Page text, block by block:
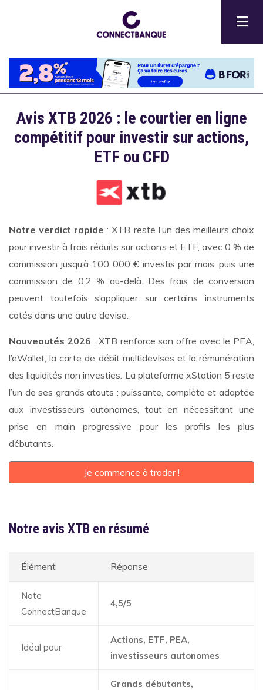
principal
Description
Avis XTB 2026 : le courtier en ligne
compétitif pour investir sur actions,
ETF ou CFD
Notre verdict rapide : XTB reste l’un des meilleurs choix
pour investir à frais réduits sur actions et ETF, avec 0 % de
commission jusqu’à 100 000 € investis par mois, puis une
commission de 0,2 % au-delà. Des frais de conversion
peuvent toutefois s’appliquer sur certains instruments
cotés dans une autre devise.
Nouveautés 2026 : XTB renforce son offre avec le PEA,
l’eWallet, la carte de débit multidevises et la rémunération
des liquidités non investies. La plateforme xStation 5 reste
l’un de ses grands atouts : puissante, complète et adaptée
aux investisseurs autonomes, tout en nécessitant une
prise en main progressive pour les profils les plus
débutants.
Je commence à trader !
Notre avis XTB en résumé
Élément Réponse
Note
ConnectBanque
4,5/5
Idéal pour
Actions, ETF, PEA,
investisseurs autonomes
Grands débutants,